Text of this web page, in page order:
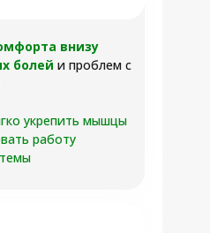
внизу
болей и проблем с
укрепить мышцы
работу